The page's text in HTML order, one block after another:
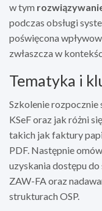
w tym
podczas obsługi
poświęcona
zwłaszcza w
Tematyka i
Szkolenie rozpocznie
KSeF oraz jak różni
takich jak faktury
PDF. Następnie
uzyskania dostępu do
ZAW-FA oraz
strukturach OSP.